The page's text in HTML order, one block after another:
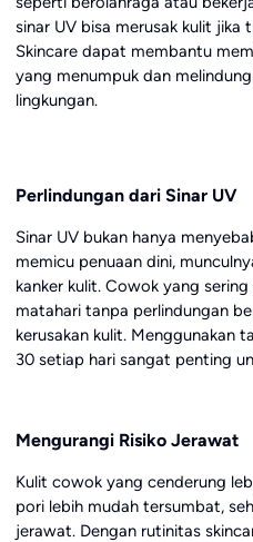
sinar UV bisa merusak kulit jika
Skincare dapat membantu
yang menumpuk dan
lingkungan.
Perlindungan dari Sinar UV
Sinar UV bukan hanya
memicu penuaan dini,
kanker kulit. Cowok yang
matahari tanpa perlindungan
kerusakan kulit. Menggunakan
30 setiap hari sangat penting
Mengurangi Risiko Jerawat
Kulit cowok yang cenderung
pori lebih mudah tersumbat,
jerawat. Dengan rutinitas